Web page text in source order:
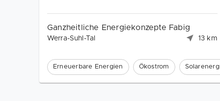
Ganzheitliche Energiekonzepte Fabig
Werra-Suhl-Tal 13 km
Erneuerbare Energien Ökostrom